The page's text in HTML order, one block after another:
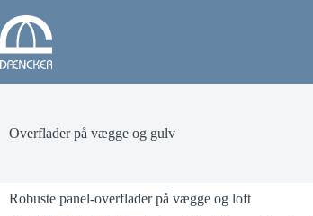
Overflader på vægge og gulv
Robuste panel-overflader på vægge og loft